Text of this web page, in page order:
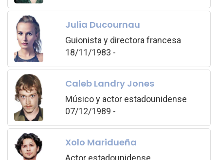
Julia Ducournau
Guionista y directora francesa
18/11/1983 -
Caleb Landry Jones
Músico y actor estadounidense
07/12/1989 -
Xolo Maridueña
Actor estadounidense